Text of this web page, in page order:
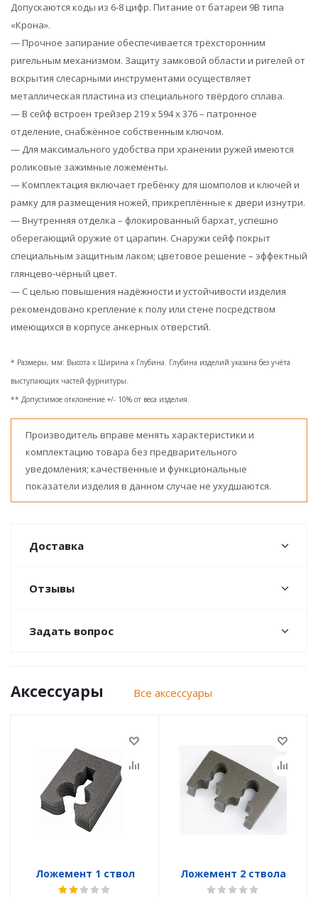
Допускаются коды из 6-8 цифр. Питание от батареи 9В типа
«Крона».
— Прочное запирание обеспечивается трёхсторонним
ригельным механизмом. Защиту замковой области и ригелей от
вскрытия слесарными инструментами осуществляет
металлическая пластина из специального твёрдого сплава.
— В сейф встроен трейзер 219 x 594 x 376 – патронное
отделение, снабжённое собственным ключом.
— Для максимального удобства при хранении ружей имеются
роликовые зажимные ложементы.
— Комплектация включает гребёнку для шомполов и ключей и
рамку для размещения ножей, прикреплённые к двери изнутри.
— Внутренняя отделка – флокированный бархат, успешно
оберегающий оружие от царапин. Снаружи сейф покрыт
специальным защитным лаком; цветовое решение – эффектный
глянцево-чёрный цвет.
— С целью повышения надёжности и устойчивости изделия
рекомендовано крепление к полу или стене посредством
имеющихся в корпусе анкерных отверстий.
* Размеры, мм: Высота x Ширина x Глубина. Глубина изделий указана без учёта
выступающих частей фурнитуры.
** Допустимое отклонение +/- 10% от веса изделия.
Производитель вправе менять характеристики и
комплектацию товара без предварительного
уведомления; качественные и функциональные
показатели изделия в данном случае не ухудшаются.
Доставка
Отзывы
Задать вопрос
Аксессуары Все аксессуары
Ложемент 1 ствол Ложемент 2 ствола